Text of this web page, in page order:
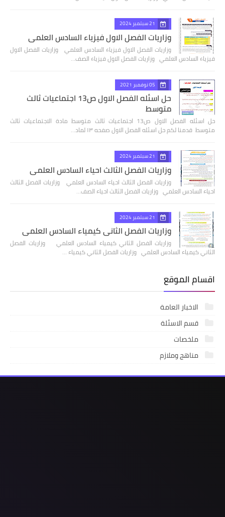
21 سبتمبر 2024
وزاريات الفصل الاول فيزياء السادس العلمي
وزاريات الفصل الاول فيزياء السادس العلمي وزاريات الفصل الاول
فيزياء السادس العلمي وزاريات الفصل الاول فيزياء الصف…
05 نوفمبر 2021
حل اسئله الفصل الاول ص13 اجتماعيات ثالث
متوسط
حل اسئله الفصل الاول ص13 اجتماعيات ثالث متوسط مادة الاجتماعيات ثالث
متوسط قدمنا لكم حل اسئله الفصل الاول صفحه ١٣ لماد…
21 سبتمبر 2024
وزاريات الفصل الثالث احياء السادس العلمي
وزاريات الفصل الثالث احياء السادس العلمي وزاريات الفصل الثالث
احياء السادس العلمي وزاريات الفصل الثالث احياء الصف…
21 سبتمبر 2024
وزاريات الفصل الثاني كيمياء السادس العلمي
وزاريات الفصل الثاني كيمياء السادس العلمي وزاريات الفصل
الثاني كيمياء السادس العلمي وزاريات الفصل الثاني كيمياء …
اقسام الموقع
الاخبار العامة
قسم الاسئلة
ملخصات
مناهج وملازم